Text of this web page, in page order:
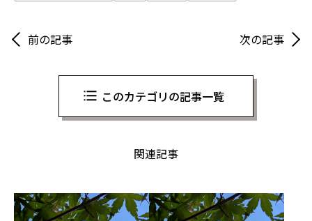
前の記事 次の記事
このカテゴリの記事一覧
関連記事